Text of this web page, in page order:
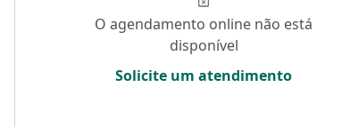
O agendamento online não está
disponível
Solicite um atendimento